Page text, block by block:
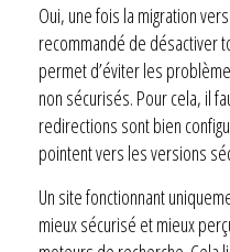
Oui, une fois la migration
recommandé de désactiver
permet d’éviter les
non sécurisés. Pour cela, il
redirections sont bien
pointent vers les versions
Un site fonctionnant
mieux sécurisé et mieux